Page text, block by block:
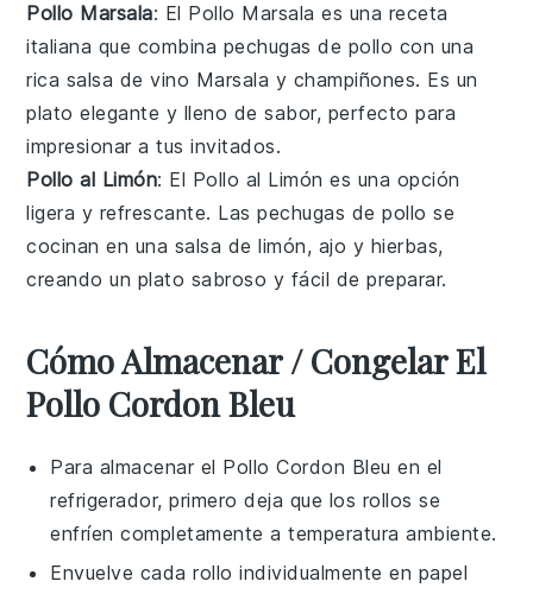
Pollo Marsala: El Pollo Marsala es una receta
italiana que combina pechugas de pollo con una
rica salsa devino Marsala y champiñones. Es un
plato elegante y lleno de sabor, perfecto para
impresionar a tus invitados.
Pollo al Limón: El Pollo al Limón es una opción
ligera y refrescante. Las pechugas de pollo se
cocinan en una salsa delimón, ajo y hierbas,
creando un plato sabroso y fácil de preparar.
Cómo Almacenar / Congelar El
Pollo Cordon Bleu
Para almacenar el Pollo Cordon Bleu en el
refrigerador, primero deja que los rollos se
enfríen completamente a temperatura ambiente.
Envuelve cada rollo individualmente en papel